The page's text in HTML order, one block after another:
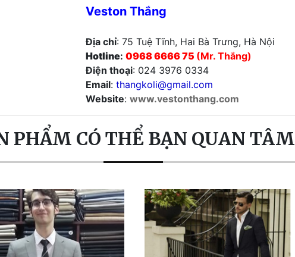
Veston Thắng
Địa chỉ: 75 Tuệ Tĩnh, Hai Bà Trưng, Hà Nội
Hotline: 0968 6666 75 (Mr. Thắng)
Điện thoại: 024 3976 0334
Email: thangkoli@gmail.com
Website: www.vestonthang.com
PHẨM CÓ THỂ BẠN QUAN TÂM